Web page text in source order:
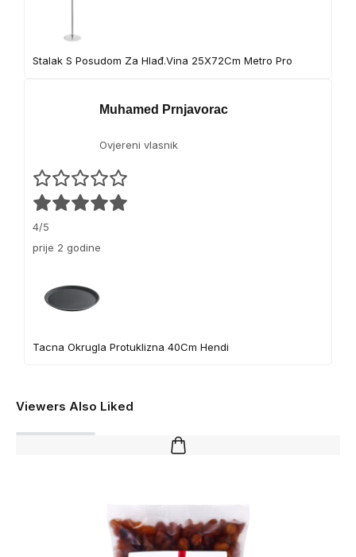
Stalak S Posudom Za Hlađ.Vina 25X72Cm Metro Pro
Muhamed Prnjavorac
Ovjereni vlasnik
4/5
prije 2 godine
Tacna Okrugla Protuklizna 40Cm Hendi
Viewers Also Liked